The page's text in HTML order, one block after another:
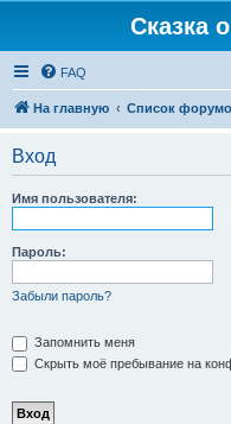
Сказка
FAQ
На главную Список
Вход
Имя пользователя:
Пароль:
Забыли пароль?
Запомнить меня
Скрыть моё пребывание на